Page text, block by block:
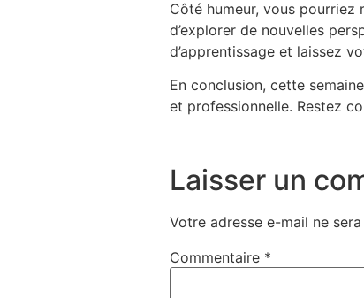
Côté humeur, vous pourriez
d’explorer de nouvelles
d’apprentissage et laissez
En conclusion, cette
et professionnelle. Restez
Laisser un
Votre adresse e-mail ne
Commentaire *